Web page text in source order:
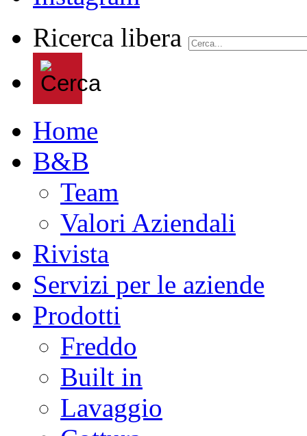
Ricerca libera
Home
B&B
Team
Valori Aziendali
Rivista
Servizi per le aziende
Prodotti
Freddo
Built in
Lavaggio